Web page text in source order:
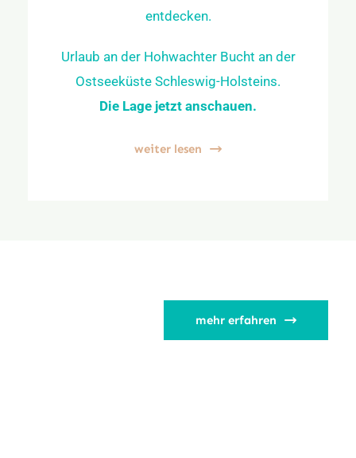
entdecken.
Urlaub an der Hohwachter Bucht an der
Ostseeküste Schleswig-Holsteins.
Die Lage jetzt anschauen.
weiter lesen
mehr erfahren